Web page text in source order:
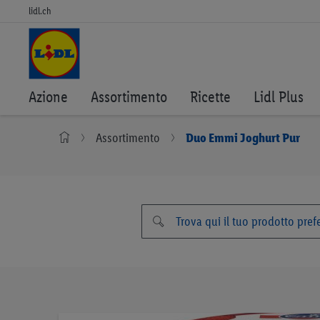
lidl.ch
Azione Assortimento Ricette Lidl Plus
Assortimento Duo Emmi Joghurt Pur